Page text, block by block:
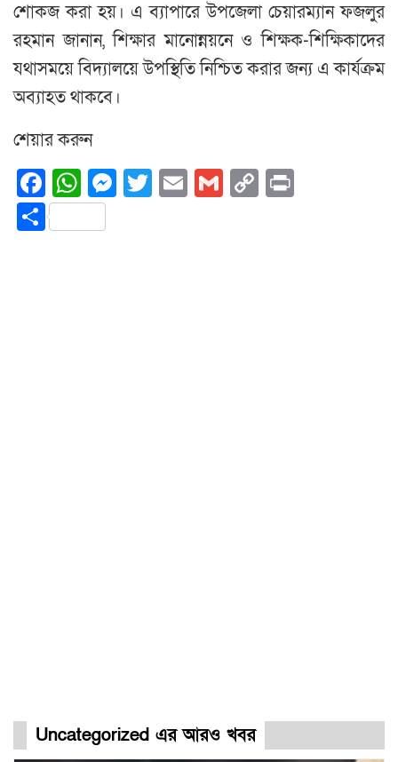
শোকজ করা হয়। এ ব্যাপারে উপজেলা চেয়ারম্যান ফজলুর
রহমান জানান, শিক্ষার মানোন্নয়নে ও শিক্ষক-শিক্ষিকাদের
যথাসময়ে বিদ্যালয়ে উপস্থিতি নিশ্চিত করার জন্য এ কার্যক্রম
অব্যাহত থাকবে।
শেয়ার করুন
Facebook
WhatsApp
Messenger
Twitter
EmailGmail
Copy
Share
Uncategorized এর আরও খবর